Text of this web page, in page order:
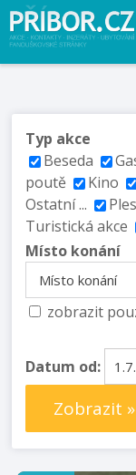
Typ akce
Beseda
poutě
Kino
Ostatní ...
Ples
Turistická akce
Místo konání
zobrazit
Datum od:
Zobrazit »